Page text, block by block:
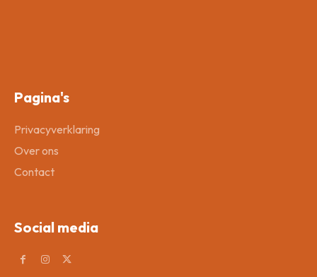
Pagina's
Privacyverklaring
Over ons
Contact
Social media